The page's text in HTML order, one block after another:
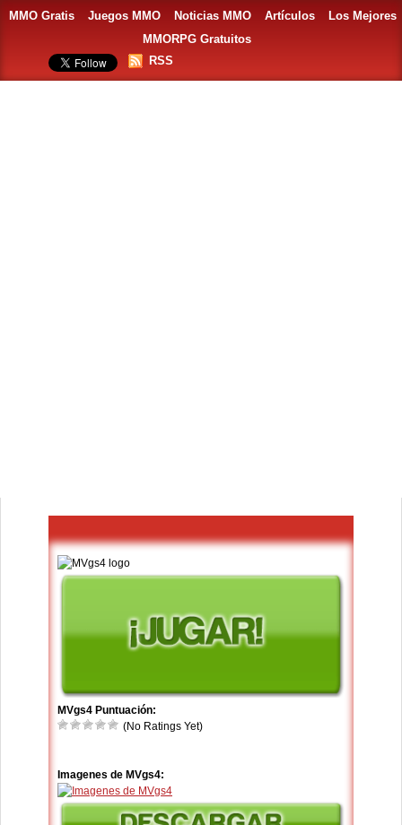
MMO Gratis Juegos MMO Noticias MMO Artículos
Los Mejores
MMORPG Gratuitos
RSS
MVgs4 Puntuación:
(No Ratings Yet)
Imagenes de MVgs4: